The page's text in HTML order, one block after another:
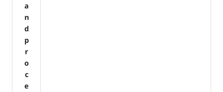
a
n
d
p
r
o
c
e